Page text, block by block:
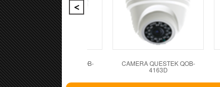
CAMERA QUESTEK QOB-
4162D
CAMERA QUESTEK QOB-
4163D